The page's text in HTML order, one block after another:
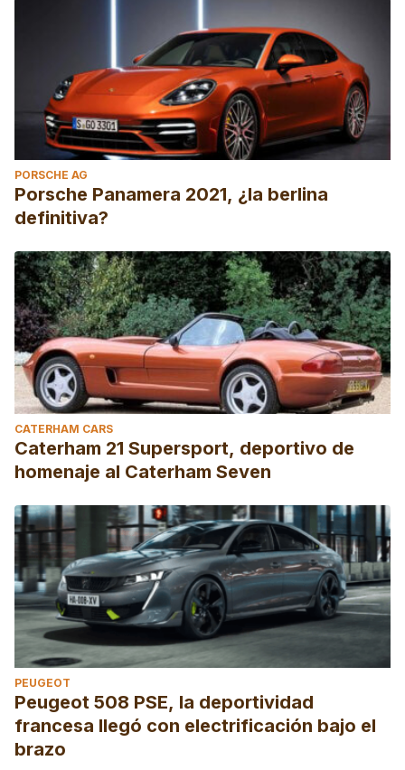
PORSCHE AG
Porsche Panamera 2021, ¿la berlina
definitiva?
CATERHAM CARS
Caterham 21 Supersport, deportivo de
homenaje al Caterham Seven
PEUGEOT
Peugeot 508 PSE, la deportividad
francesa llegó con electrificación bajo el
brazo